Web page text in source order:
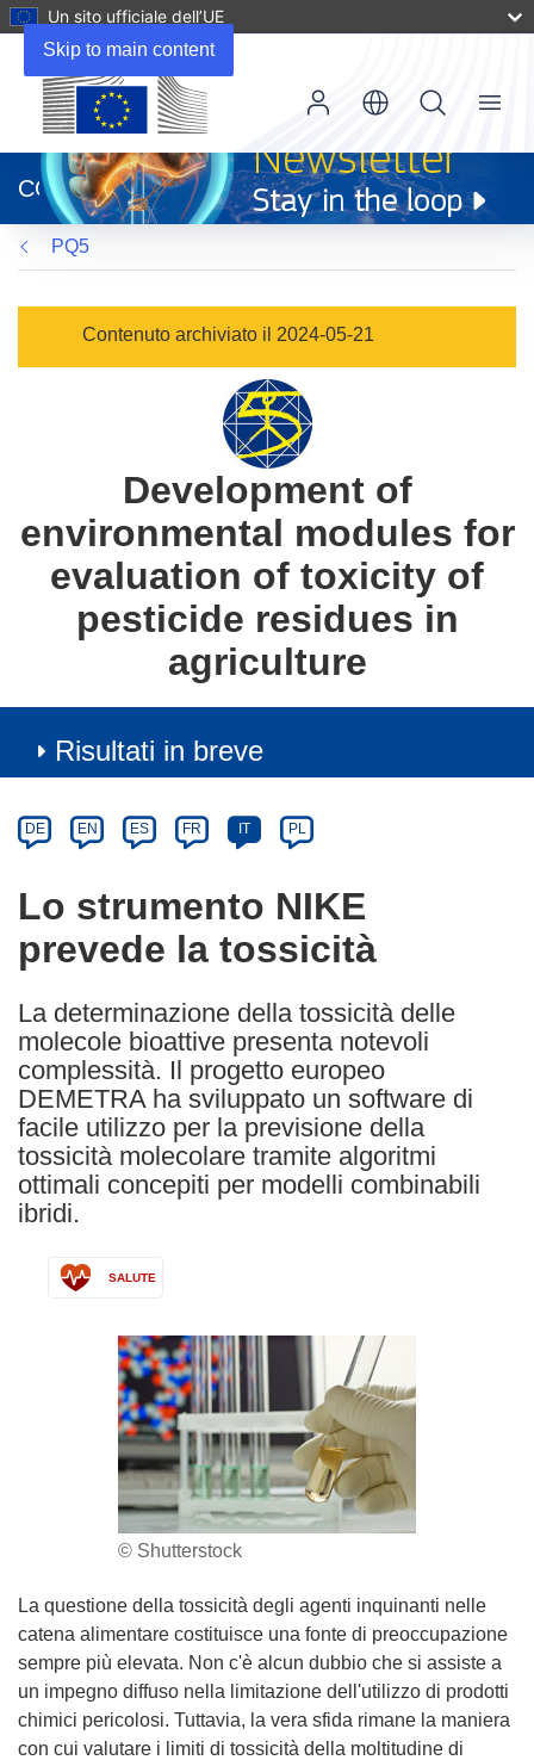
Skip to main content
Un sito ufficiale dell’UE
apre
in
una
nuova
finestra)
CORDIS
Menu
PQ5
Contenuto archiviato il 2024-05-21
Development of
environmental modules for
evaluation of toxicity of
pesticide residues in
agriculture
Risultati in breve
Category
Article
available
the
following
languages:
DE EN ES FR IT PL
Lo strumento NIKE
prevede la tossicità
La determinazione della tossicità delle
molecole bioattive presenta notevoli
complessità. Il progetto europeo
DEMETRA ha sviluppato un software di
facile utilizzo per la previsione della
tossicità molecolare tramite algoritmi
ottimali concepiti per modelli combinabili
ibridi.
SALUTE
© Shutterstock
La questione della tossicità degli agenti inquinanti nelle
catena alimentare costituisce una fonte di preoccupazione
sempre più elevata. Non c'è alcun dubbio che si assiste a
un impegno diffuso nella limitazione dell'utilizzo di prodotti
chimici pericolosi. Tuttavia, la vera sfida rimane la maniera
con cui valutare i limiti di tossicità della moltitudine di